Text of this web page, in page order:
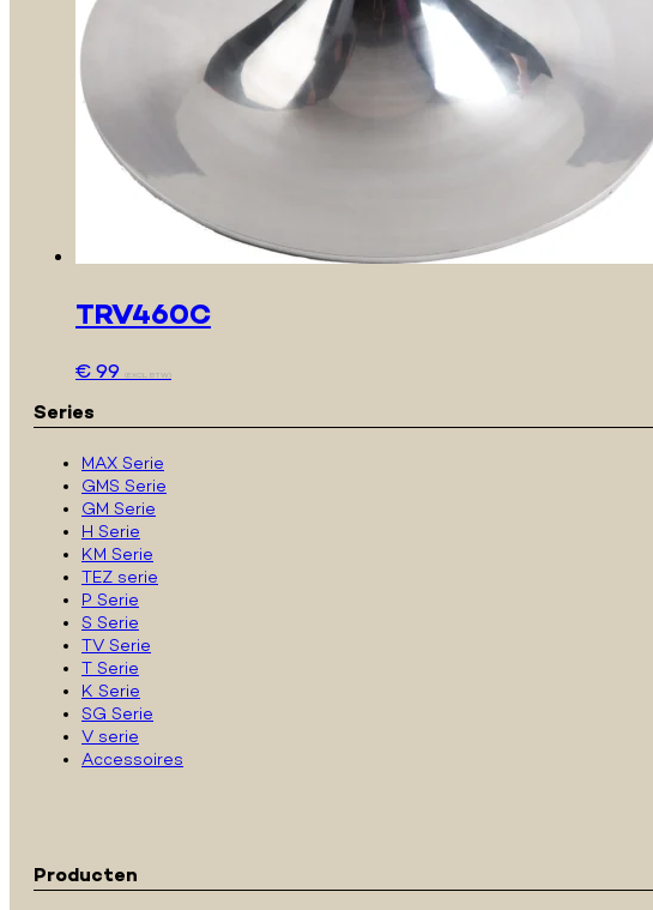
TRV460C
€99 (EXCL. BTW)
Series
MAX Serie
GMS Serie
GM Serie
H Serie
KM Serie
TEZ serie
P Serie
S Serie
TV Serie
T Serie
K Serie
SG Serie
V serie
Accessoires
Producten